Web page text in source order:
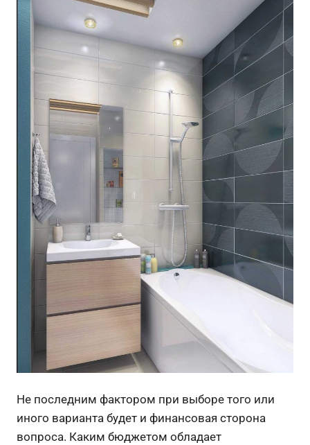
Не последним фактором при выборе того или
иного варианта будет и финансовая сторона
вопроса. Каким бюджетом обладает